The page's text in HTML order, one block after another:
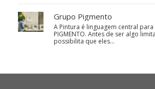
Grupo Pigmento
A Pintura é linguagem central
PIGMENTO. Antes de ser algo
possibilita que eles…